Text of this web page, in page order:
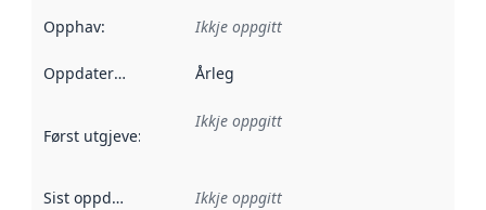
Opphav: Ikkje oppgitt
Oppdateringsfrekvens :
Årleg
Først utgjeve: Denne datoen seier når dataa i dette
Ikkje oppgitt
Sist oppdatert Ikkje oppgitt